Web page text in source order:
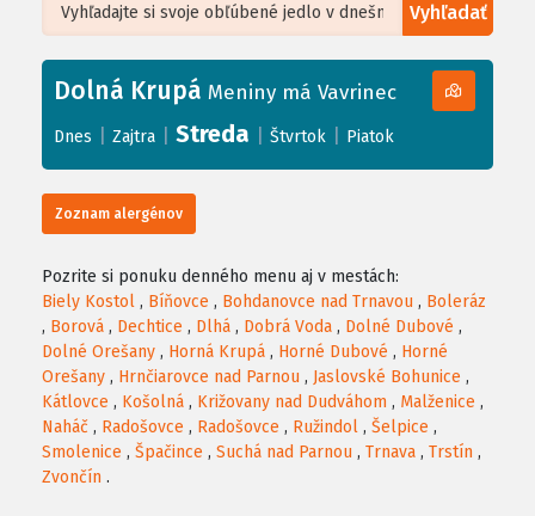
Vyhľadať
+
−
Leaflet| ©OpenStreetMap, Tiles courtesy ofHumanitarian OpenStreetMap
Dolná Krupá Meniny má Vavrinec
Dnes Zajtra Streda Štvrtok Piatok
Zoznam alergénov
Pozrite si ponuku denného menu aj v mestách:
Biely Kostol , Bíňovce , Bohdanovce nad Trnavou , Boleráz
, Borová , Dechtice , Dlhá , Dobrá Voda , Dolné Dubové ,
Dolné Orešany , Horná Krupá , Horné Dubové , Horné
Orešany , Hrnčiarovce nad Parnou , Jaslovské Bohunice ,
Kátlovce , Košolná , Križovany nad Dudváhom , Malženice ,
Naháč , Radošovce , Radošovce , Ružindol , Šelpice ,
Smolenice , Špačince , Suchá nad Parnou , Trnava , Trstín ,
Zvončín .